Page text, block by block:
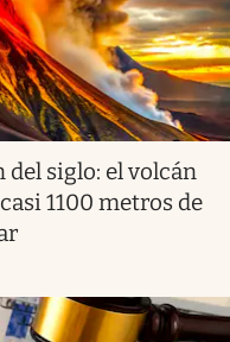
del siglo: el volcán
1100 metros de